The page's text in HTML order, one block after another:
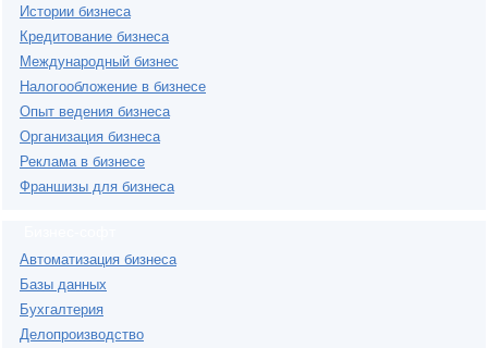
Истории бизнеса
Кредитование бизнеса
Международный бизнес
Налогообложение в бизнесе
Опыт ведения бизнеса
Организация бизнеса
Реклама в бизнесе
Франшизы для бизнеса
Автоматизация бизнеса
Базы данных
Бухгалтерия
Делопроизводство